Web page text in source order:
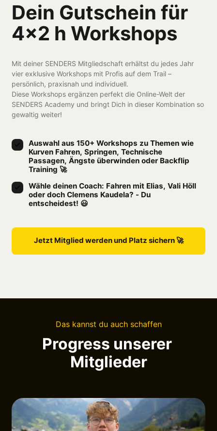
Dein Gutschein für
4×2 h Workshops
Mit deiner SENDERS Mitgliedschaft erhältst du jedes Jahr
vier exklusive Workshops mit Profis auf dem Trail –
persönlich, praxisnah und individuell.
Diese Workshops ergänzen perfekt die Online-Welt der
SENDERS Academy und bringt Dich in dieser Kombination so
gewaltig weiter!
Auswahl aus 150+ Workshops zu Themen wie
Kurven Fahren, Springen, Technische
Passagen, Ängste überwinden oder Backflip
Training 🚀
Wähle deinen Coach: Fahren mit Elias, Vali Höll
oder doch Clemens Kaudela? - Du
entscheidest! 😃
Jetzt Mitglied werden und Platz sichern 🚀
Das kannst du auch schaffen
Progress unserer
Mitglieder